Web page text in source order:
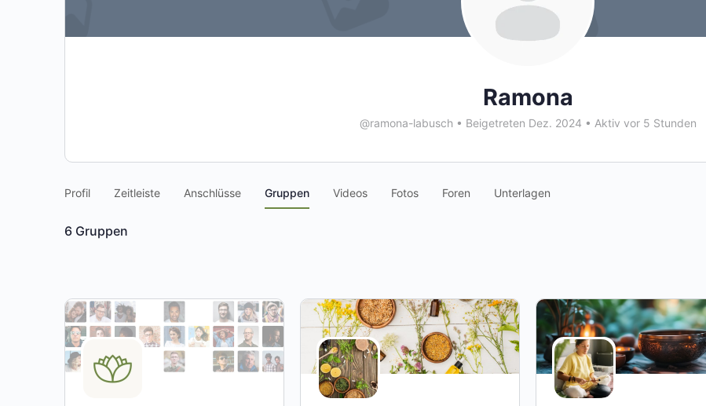
Ramona
@ramona-labusch • Beigetreten Dez. 2024 • Aktiv vor 5 Stunden
Profil Zeitleiste Anschlüsse Gruppen Videos Fotos Foren Unterlagen
6 Gruppen